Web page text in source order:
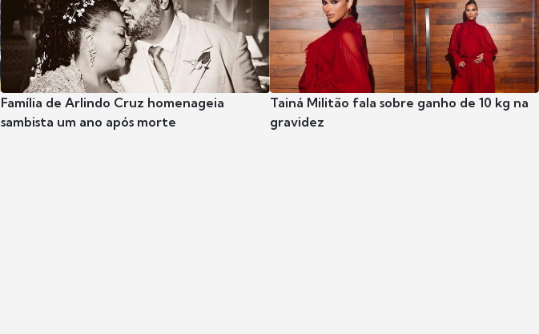
Família de Arlindo Cruz homenageia
sambista um ano após morte
Tainá Militão fala sobre ganho de 10 kg na
gravidez